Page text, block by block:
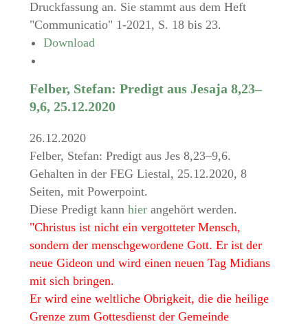
Druckfassung an. Sie stammt aus dem Heft
"Communicatio" 1-2021, S. 18 bis 23.
Download
Felber, Stefan: Predigt aus Jesaja 8,23–
9,6, 25.12.2020
26.12.2020
Felber, Stefan: Predigt aus Jes 8,23–9,6.
Gehalten in der FEG Liestal, 25.12.2020, 8
Seiten, mit Powerpoint.
Diese Predigt kann hierangehört werden.
"Christus ist nicht ein vergotteter Mensch,
sondern der menschgewordene Gott. Er ist der
neue Gideon und wird einen neuen Tag Midians
mit sich bringen.
Er wird eine weltliche Obrigkeit, die die heilige
Grenze zum Gottesdienst der Gemeinde